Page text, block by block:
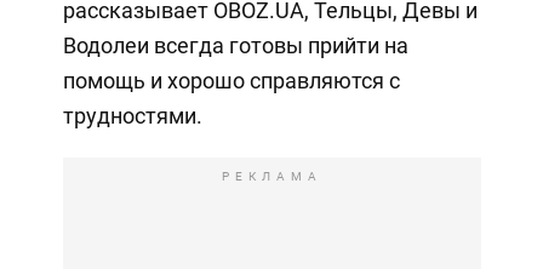
рассказывает OBOZ.UA, Тельцы, Девы и
Водолеи всегда готовы прийти на
помощь и хорошо справляются с
трудностями.
РЕКЛАМА